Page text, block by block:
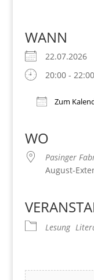
WANN
22.07.2026
20:00 - 22:00
Zum
WO
Pasinger
August-
Lesung